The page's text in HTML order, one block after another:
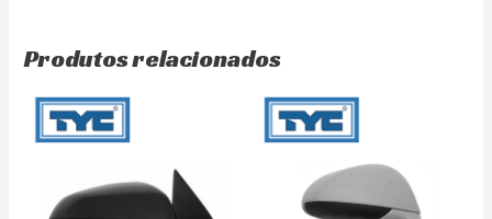
Produtos relacionados